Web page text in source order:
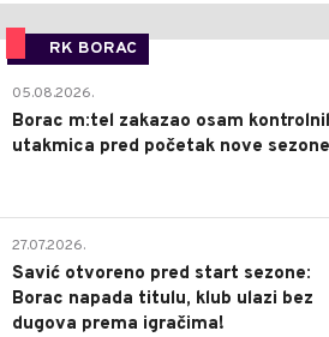
RK BORAC
05.08.2026.
Borac m:tel zakazao osam
utakmica pred početak nove sezone
27.07.2026.
Savić otvoreno pred start sezone:
Borac napada titulu, klub ulazi bez
dugova prema igračima!